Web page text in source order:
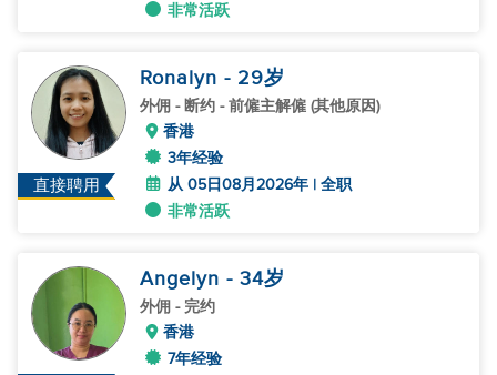
非常活跃
直接聘用
Ronalyn - 29岁
外佣 - 断约 - 前僱主解僱 (其他原因)
香港
3年经验
从 05日08月2026年 | 全职
非常活跃
Angelyn - 34岁
外佣 - 完约
香港
7年经验